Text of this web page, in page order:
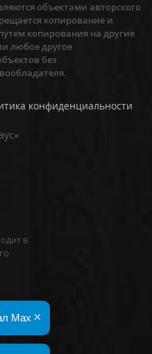
в
объектами авторского
копирование и
копирования на другие
любое другое
без
конфиденциальности
×
Max